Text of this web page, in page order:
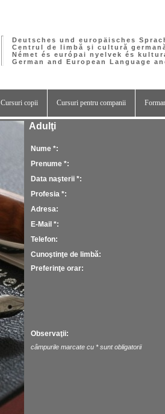
Deutsches und europäisches
Centrul de limbă şi cultură
Német és európai nyelvek és
German and European Language
Cursuri copii Cursuri pentru companii
Adulţi
Nume *
Prenume *
Data naşterii *
Profesia *
Adresa
E-Mail *
Telefon
Cunoştinţe de limbă
Preferinţe orar
Observaţii
câmpurile marcate cu * sunt obligatorii